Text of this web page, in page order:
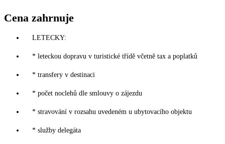
Cena zahrnuje
LETECKY:
* leteckou dopravu v turistické třídě včetně tax a poplatků
* transfery v destinaci
* počet noclehů dle smlouvy o zájezdu
* stravování v rozsahu uvedeném u ubytovacího objektu
* služby delegáta